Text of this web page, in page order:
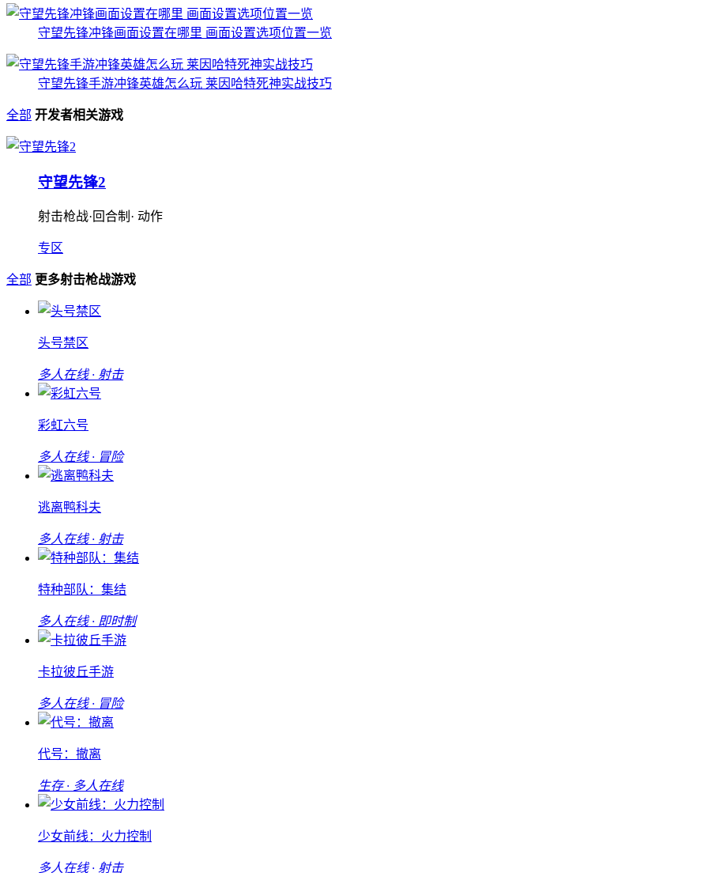
守望先锋冲锋画面设置在哪里 画面设置选项位置一览
守望先锋手游冲锋英雄怎么玩 莱因哈特死神实战技巧
全部 开发者相关游戏
守望先锋2
射击枪战·回合制· 动作
专区
全部 更多射击枪战游戏
头号禁区
多人在线 · 射击
彩虹六号
多人在线 · 冒险
逃离鸭科夫
多人在线 · 射击
特种部队：集结
多人在线 · 即时制
卡拉彼丘手游
多人在线 · 冒险
代号：撤离
生存 · 多人在线
少女前线：火力控制
多人在线 · 射击